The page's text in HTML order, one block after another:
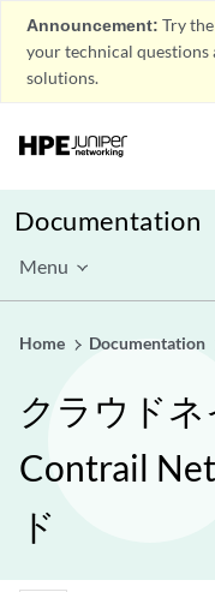
Announcement: Try the
your technical questions
solutions.
Documentation
Menu
Home Documentation
クラウド
Contrail
ド